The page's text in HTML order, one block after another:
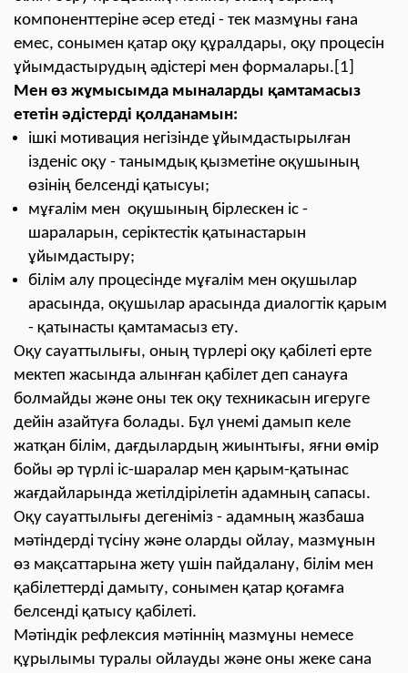
компоненттеріне әсер етеді - тек мазмұны ғана
емес, сонымен қатар оқу құралдары, оқу процесін
ұйымдастырудың әдістері мен формалары.[1]
Мен өз жұмысымда мыналарды қамтамасыз
ететін әдістерді қолданамын:
ішкі мотивация негізінде ұйымдастырылған
ізденіс оқу - танымдық қызметіне оқушының
өзінің белсенді қатысуы;
мұғалім мен оқушының бірлескен іс -
шараларын, серіктестік қатынастарын
ұйымдастыру;
білім алу процесінде мұғалім мен оқушылар
арасында, оқушылар арасында диалогтік қарым
- қатынасты қамтамасыз ету.
Оқу сауаттылығы, оның түрлері оқу қабілеті ерте
мектеп жасында алынған қабілет деп санауға
болмайды және оны тек оқу техникасын игеруге
дейін азайтуға болады. Бұл үнемі дамып келе
жатқан білім, дағдылардың жиынтығы, яғни өмір
бойы әр түрлі іс-шаралар мен қарым-қатынас
жағдайларында жетілдірілетін адамның сапасы.
Оқу сауаттылығы дегеніміз - адамның жазбаша
мәтіндерді түсіну және оларды ойлау, мазмұнын
өз мақсаттарына жету үшін пайдалану, білім мен
қабілеттерді дамыту, сонымен қатар қоғамға
белсенді қатысу қабілеті.
Мәтіндік рефлексия мәтіннің мазмұны немесе
құрылымы туралы ойлауды және оны жеке сана